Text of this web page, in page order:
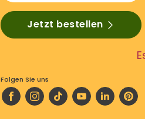
Jetzt bestellen
Folgen Sie uns